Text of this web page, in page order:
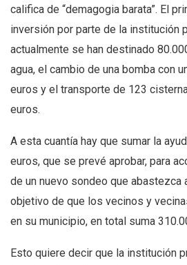
califica de “demagogia barata”. El
inversión por parte de la institución
actualmente se han destinado
agua, el cambio de una bomba con
euros y el transporte de 123
euros.
A esta cuantía hay que sumar la
euros, que se prevé aprobar, para
de un nuevo sondeo que abastezca
objetivo de que los vecinos y
en su municipio, en total suma
Esto quiere decir que la institución